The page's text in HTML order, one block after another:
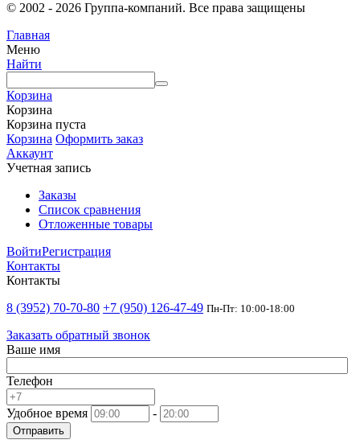
© 2002 - 2026 Группа-компаний. Все права защищены
Главная
Меню
Найти
Корзина
Корзина
Корзина пуста
Корзина Оформить заказ
Аккаунт
Учетная запись
Заказы
Список сравнения
Отложенные товары
ВойтиРегистрация
Контакты
Контакты
8 (3952) 70-70-80 +7 (950) 126-47-49 Пн-Пт: 10:00-18:00
Заказать обратный звонок
Ваше имя
Телефон
Удобное время -
Отправить